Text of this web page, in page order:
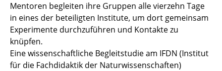
Mentoren begleiten ihre Gruppen alle vierzehn Tage
in eines der beteiligten Institute, um dort gemeinsam
Experimente durchzuführen und Kontakte zu
knüpfen.
Eine wissenschaftliche Begleitstudie am IFDN (Institut
für die Fachdidaktik der Naturwissenschaften)